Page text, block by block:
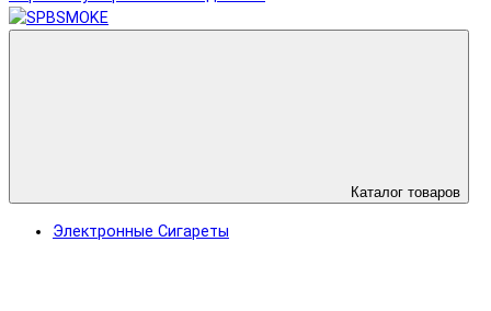
Каталог товаров
Электронные Сигареты